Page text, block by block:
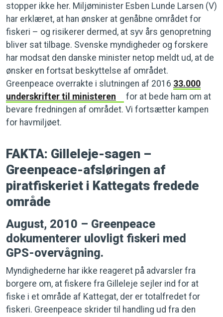
stopper ikke her. Miljøminister Esben Lunde Larsen (V)
har erklæret, at han ønsker at genåbne området for
fiskeri – og risikerer dermed, at syv års genopretning
bliver sat tilbage. Svenske myndigheder og forskere
har modsat den danske minister netop meldt ud, at de
ønsker en fortsat beskyttelse af området.
Greenpeace overrakte i slutningen af 2016 33.000
underskrifter til ministeren
for at bede ham om at
bevare fredningen af området. Vi fortsætter kampen
for havmiljøet.
FAKTA: Gilleleje-sagen –
Greenpeace-afsløringen af
piratfiskeriet i Kattegats fredede
område
August, 2010 – Greenpeace
dokumenterer ulovligt fiskeri med
GPS-overvågning.
Myndighederne har ikke reageret på advarsler fra
borgere om, at fiskere fra Gilleleje sejler ind for at
fiske i et område af Kattegat, der er totalfredet for
fiskeri. Greenpeace skrider til handling ud fra den